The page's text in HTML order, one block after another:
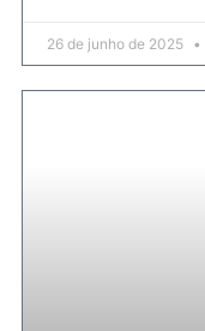
26 de junho de 2025